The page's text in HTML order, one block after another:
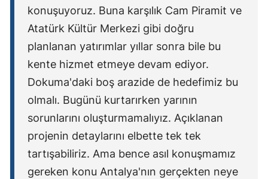
konuşuyoruz. Buna karşılık Cam Piramit ve
Atatürk Kültür Merkezi gibi doğru
planlanan yatırımlar yıllar sonra bile bu
kente hizmet etmeye devam ediyor.
Dokuma'daki boş arazide de hedefimiz bu
olmalı. Bugünü kurtarırken yarının
sorunlarını oluşturmamalıyız. Açıklanan
projenin detaylarını elbette tek tek
tartışabiliriz. Ama bence asıl konuşmamız
gereken konu Antalya'nın gerçekten neye